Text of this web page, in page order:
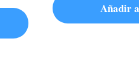
Añadir